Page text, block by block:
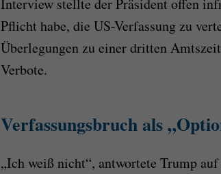
Interview stellte der Präsident offen
Pflicht habe, die US-Verfassung zu
Überlegungen zu einer dritten
Verbote.
Verfassungsbruch als
„Ich weiß nicht“, antwortete Trump